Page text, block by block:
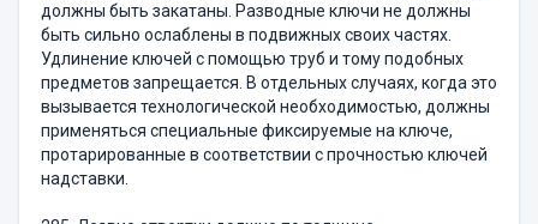
должны быть закатаны. Разводные ключи не должны
быть сильно ослаблены в подвижных своих частях.
Удлинение ключей с помощью труб и тому подобных
предметов запрещается. В отдельных случаях, когда это
вызывается технологической необходимостью, должны
применяться специальные фиксируемые на ключе,
протарированные в соответствии с прочностью ключей
надставки.